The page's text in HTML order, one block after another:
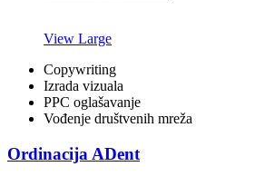
View Large
Copywriting
Izrada vizuala
PPC oglašavanje
Vođenje društvenih mreža
Ordinacija ADent